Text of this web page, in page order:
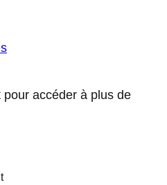
accéder à plus de